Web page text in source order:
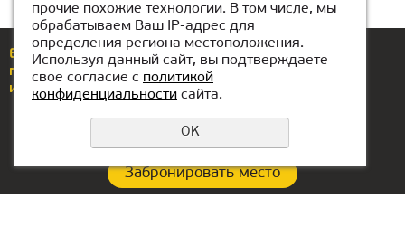
Еcли у вас возникли вопросы или предложения,
позвоните по номеру +7(776)077-31-01
или напишите намatyrau@kiber1.com
Забронировать место
прочие похожие технологии. В том числе, мы
обрабатываем Ваш IP-адрес для
определения региона местоположения.
Используя данный сайт, вы подтверждаете
свое согласие с политикой
конфиденциальности сайта.
OK